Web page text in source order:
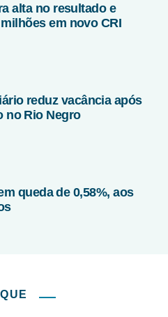
alta no resultado e
em novo CRI
reduz vacância após
no Rio Negro
queda de 0,58%, aos